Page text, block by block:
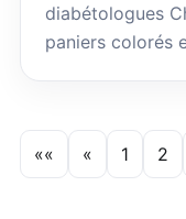
diabétologues
paniers colorés
«« « 1 2